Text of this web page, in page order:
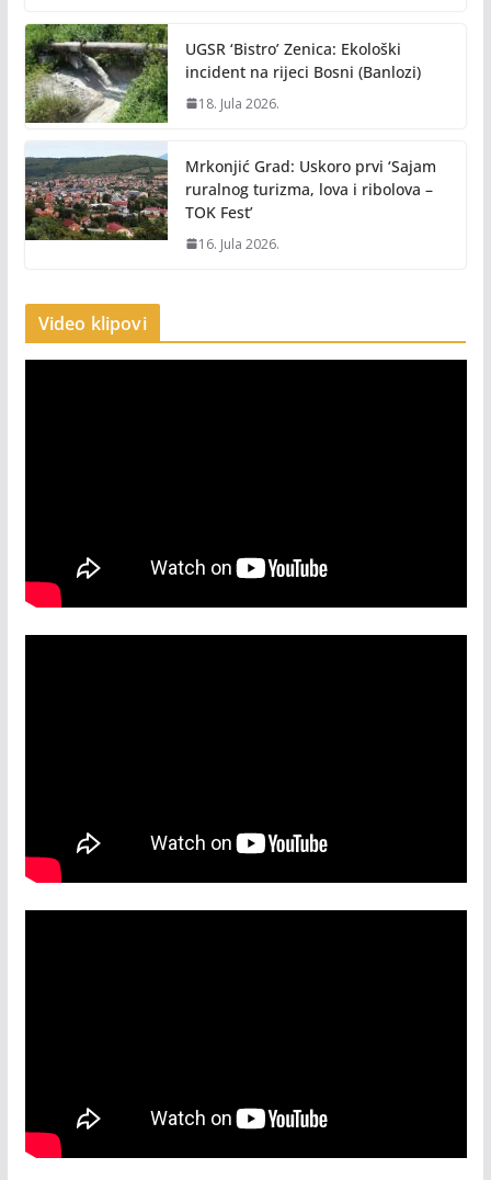
UGSR ‘Bistro’ Zenica: Ekološki
incident na rijeci Bosni (Banlozi)
18. Jula 2026.
Mrkonjić Grad: Uskoro prvi ‘Sajam
ruralnog turizma, lova i ribolova –
TOK Fest’
16. Jula 2026.
Video klipovi